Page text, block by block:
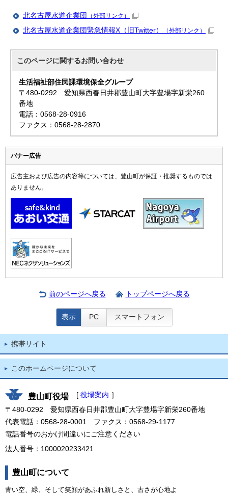
北名古屋水道企業団 （外部リンク）
北名古屋水道企業団緊急情報X（旧Twitter） （外部リンク）
このページに関するお問い合わせ
生活福祉部住民課環境保全グループ
〒480-0292 愛知県西春日井郡豊山町大字豊場字新栄260
番地
電話：0568-28-0916
ファクス：0568-28-2870
バナー広告
広告主および広告の内容等については、豊山町が保証・推奨するものでは
ありません。
前のページへ戻る トップページへ戻る
表示 PC スマートフォン
携帯サイト
このホームページについて
豊山町役場 [ 役場案内 ］
〒480-0292 愛知県西春日井郡豊山町大字豊場字新栄260番地
代表電話：0568-28-0001 ファクス：0568-29-1177
電話番号のおかけ間違いにご注意ください
法人番号：1000020233421
豊山町について
青い空、緑、そして笑顔があふれ新しさと、古さが心地よ